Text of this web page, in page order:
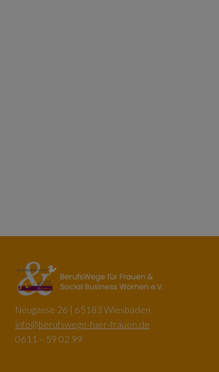
Neugasse 26 | 65183 Wiesbaden
info@berufswege-fuer-frauen.de
0611 – 59 02 99